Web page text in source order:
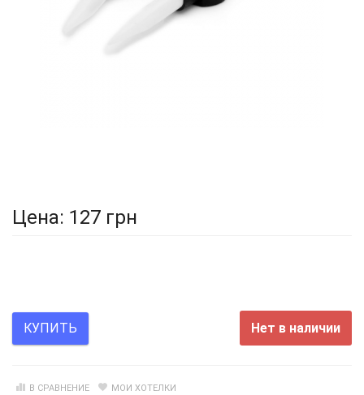
Цена: 127 грн
КУПИТЬ Нет в наличии
В СРАВНЕНИЕ МОИ ХОТЕЛКИ